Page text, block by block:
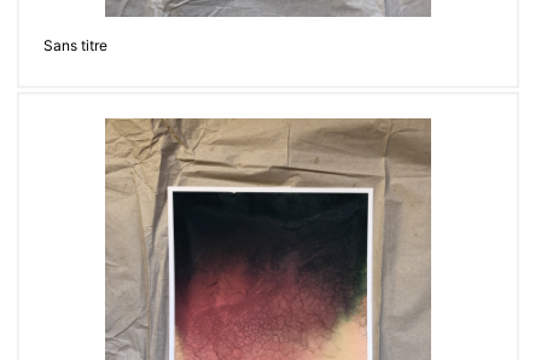
Sans titre